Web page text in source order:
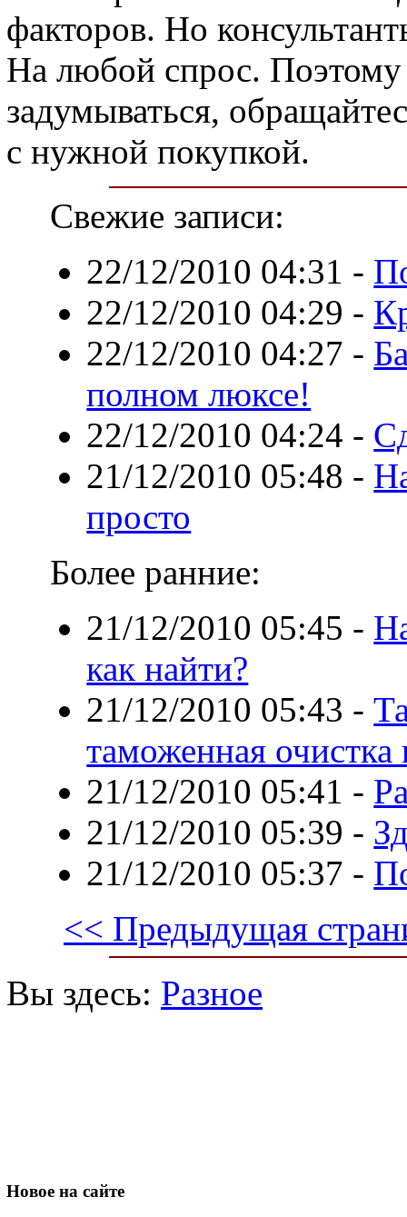
факторов. Но
На любой спрос.
задумываться,
с нужной покупкой.
Свежие записи:
22/12/2010 04:31 -
22/12/2010 04:29 -
22/12/2010 04:27 -
полном люксе!
22/12/2010 04:24 -
21/12/2010 05:48 -
просто
Более ранние:
21/12/2010 05:45 -
как найти?
21/12/2010 05:43 -
таможенная очистка
21/12/2010 05:41 -
21/12/2010 05:39 -
21/12/2010 05:37 -
<< Предыдущая
Вы здесь: Разное
Новое на сайте